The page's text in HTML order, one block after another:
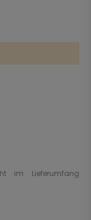
im Lieferumfang